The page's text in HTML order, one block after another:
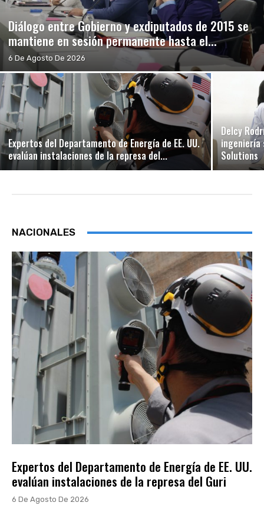
Diálogo entre Gobierno y exdiputados de 2015 se
mantiene en sesión permanente hasta el...
6 De Agosto De 2026
Expertos del Departamento de Energía de EE. UU.
evalúan instalaciones de la represa del...
Delcy
ingeniería
Solutions
NACIONALES
Expertos del Departamento de Energía de EE. UU.
evalúan instalaciones de la represa del Guri
6 De Agosto De 2026